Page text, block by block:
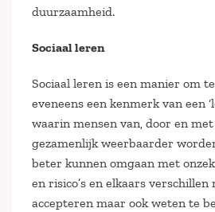
duurzaamheid.
Sociaal leren
Sociaal leren is een manier om
eveneens een kenmerk van een
waarin mensen van, door en
gezamenlijk weerbaarder
beter kunnen omgaan met
en risico’s en elkaars verschillen
accepteren maar ook weten te